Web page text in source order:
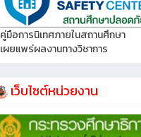
คู่มือการนิเทศภายในสถานศึกษา
เผยแพร่ผลงานทางวิชาการ
เว็บไซต์หน่วยงาน